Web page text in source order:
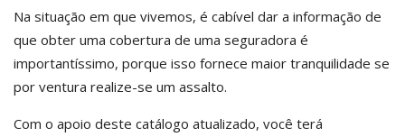
Na situação em que vivemos, é cabível dar a informação de
que obter uma cobertura de uma seguradora é
importantíssimo, porque isso fornece maior tranquilidade se
por ventura realize-se um assalto.
Com o apoio deste catálogo atualizado, você terá